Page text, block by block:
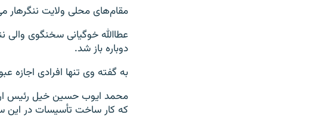
مقام‌های محلی ولایت ننگرهار
عطاالله خوگیانی سخنگوی
دوباره باز شد.
به گفته وی تنها افرادی اجازه
محمد ایوب حسین خیل رئیس
که کار ساخت تأسیسات در